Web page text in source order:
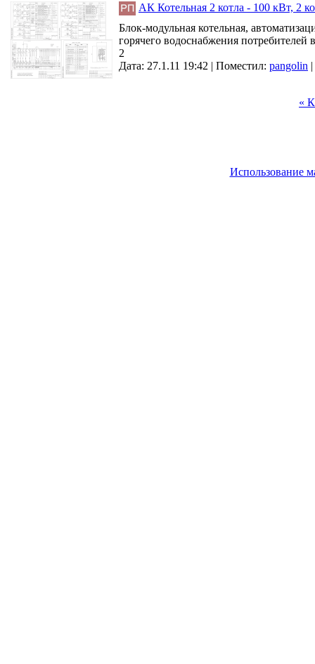
АК Котельная 2 котла - 100 кВт, 2
Блок-модульная котельная,
горячего водоснабжения
2
Дата: 27.1.11 19:42 | Поместил: pangolin |
«
Использование